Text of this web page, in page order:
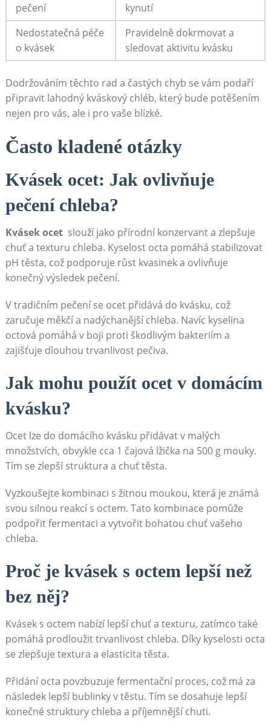
pečení
⁢kynutí
Nedostatečná‌ péče
o kvásek
Pravidelně dokrmovat a ​
sledovat aktivitu kvásku
Dodržováním​ těchto rad a častých ⁣chyb se​ vám podaří
připravit lahodný kváskový chléb,⁢ který ⁤bude⁤ potěšením
nejen pro vás, ale i​ pro vaše blízké.
Často kladené otázky
Kvásek ocet: Jak ovlivňuje
⁤pečení chleba?
Kvásek ocet‍ slouží ‌jako přírodní konzervant a zlepšuje ​
chuť a texturu chleba. Kyselost octa ‌pomáhá stabilizovat
pH těsta, což podporuje růst kvasinek a ​ovlivňuje
konečný výsledek pečení.
V tradičním pečení se ocet přidává do kvásku, ⁤což
zaručuje měkčí a nadýchanější chleba. Navíc kyselina
octová pomáhá v​ boji ⁢proti⁣ škodlivým bakteriím a
zajišťuje⁤ dlouhou trvanlivost ⁤pečiva.
Jak mohu ⁣použít ocet v domácím
kvásku?
Ocet lze do domácího ⁣kvásku ‌přidávat v⁣ malých
množstvích, ⁣obvykle cca 1 čajová lžička na 500 ​g mouky.
Tím⁣ se zlepší ​struktura a chuť těsta.
Vyzkoušejte kombinaci ⁤s žitnou moukou, která je známá
‍svou⁢ silnou reakcí s octem. Tato ⁢kombinace pomůže
podpořit fermentaci a ⁤vytvořit ​bohatou​ chuť⁣ vašeho
chleba.
Proč je kvásek s octem⁣ lepší než
⁢bez něj?
Kvásek‍ s‍ octem nabízí lepší ‍chuť a texturu, zatímco ‍také
pomáhá prodloužit trvanlivost chleba. Díky kyselosti ⁢octa
se zlepšuje textura a elasticita těsta.
Přidání octa povzbuzuje fermentační proces, což‍ má za
následek ‌lepší ⁤bublinky v těstu. Tím ⁢se ‌dosahuje lepší‍
konečné struktury chleba a‌ příjemnější chuti.